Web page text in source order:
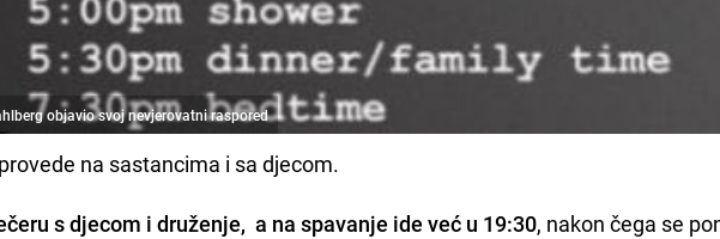
objavio svoj nevjerovatni raspored
na sastancima i sa djecom.
s djecom i druženje, a na spavanje ide već u 19:30, nakon čega se